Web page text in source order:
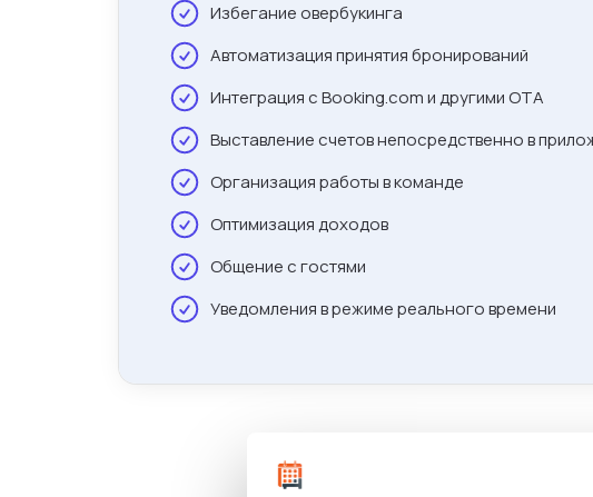
Избегание овербукинга
Автоматизация принятия бронирований
Интеграция с Booking.com и другими OTA
Выставление счетов непосредственно в
Организация работы в команде
Оптимизация доходов
Общение с гостями
Уведомления в режиме реального времени